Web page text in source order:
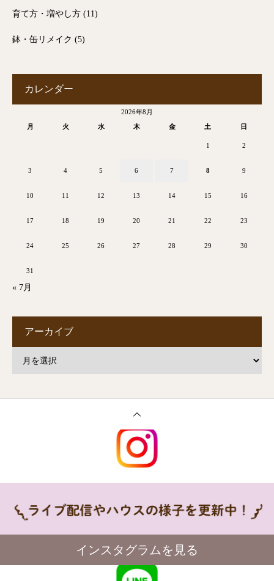
育て方・増やし方 (11)
鉢・缶リメイク (5)
カレンダー
2026年8月
月
火 水 木 金 土 日
1 2
3 4 5 6 7 8 9
10 11 12 13 14 15 16
17 18 19 20 21 22 23
24 25 26 27 28 29 30
31
« 7月
アーカイブ
インスタグラムを見る